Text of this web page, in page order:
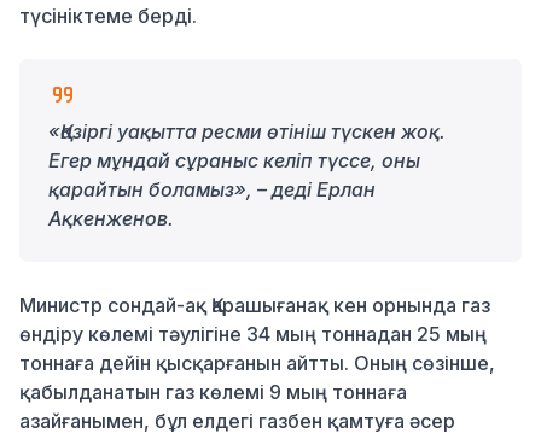
түсініктеме берді.
«Қазіргі уақытта ресми өтініш түскен жоқ.
Егер мұндай сұраныс келіп түссе, оны
қарайтын боламыз», – деді Ерлан
Ақкенженов.
Министр сондай-ақ Қарашығанақ кен орнында газ
өндіру көлемі тәулігіне 34 мың тоннадан 25 мың
тоннаға дейін қысқарғанын айтты. Оның сөзінше,
қабылданатын газ көлемі 9 мың тоннаға
азайғанымен, бұл елдегі газбен қамтуға әсер